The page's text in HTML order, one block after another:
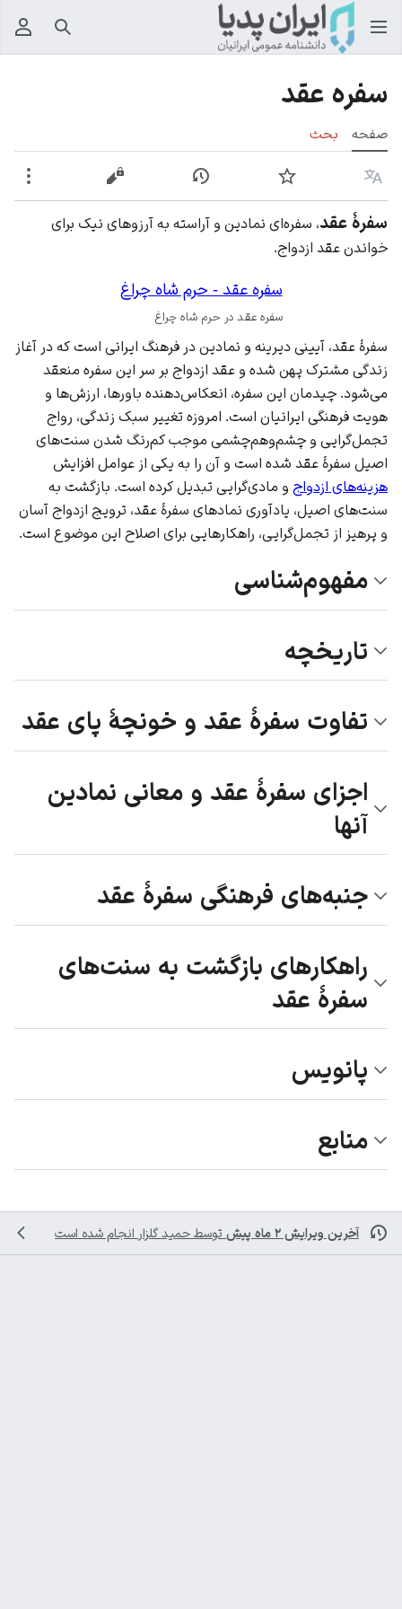
جستجو
سفره عقد
صفحه بحث
زبان پیگیری نمایش تاریخچهنمایش مبدأ
سفرۀ عقد، سفره‌ای نمادین و آراسته به آرزوهای نیک برای
خواندن عقد ازدواج.
سفره عقد - حرم شاه چراغ
سفره عقد در حرم شاه چراغ
سفرۀ عقد، آیینی دیرینه و نمادین در فرهنگ ایرانی است که در آغاز
زندگی مشترک پهن شده و عقد ازدواج بر سر این سفره منعقد
می‌شود. چیدمان این سفره، انعکاس‌دهنده باورها، ارزش‌ها و
هویت فرهنگی ایرانیان است. امروزه تغییر سبک زندگی، رواج
تجمل‌گرایی و چشم‌وهم‌چشمی موجب کم‌رنگ شدن سنت‌های
اصیل سفرۀ عقد شده است و آن را به یکی از عوامل افزایش
هزینه‌های ازدواج و مادی‌گرایی تبدیل کرده است. بازگشت به
سنت‌های اصیل، یادآوری نمادهای سفرۀ عقد، ترویج ازدواج آسان
و پرهیز از تجمل‌گرایی، راهکارهایی برای اصلاح این موضوع است.
مفهوم‌شناسی
تاریخچه
تفاوت سفرۀ عقد و خونچۀ پای عقد
اجزای سفرۀ عقد و معانی نمادین
آنها
جنبه‌های فرهنگی سفرۀ عقد
راهکارهای بازگشت به سنت‌های
سفرۀ عقد
پانویس
منابع
آخرین ویرایش ۲ ماه پیش توسط حمید گلزار انجام شده است